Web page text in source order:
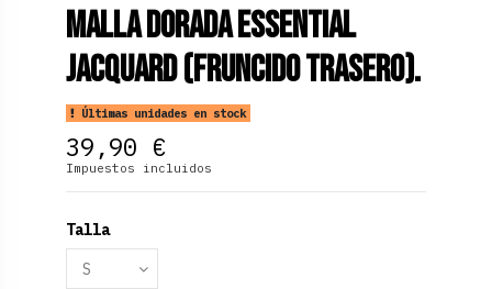
Malla Dorada Essential
Jacquard (Fruncido Trasero).
Últimas unidades en stock
39,90 €
Impuestos incluidos
Talla